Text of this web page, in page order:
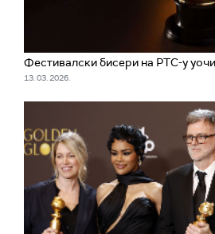
Фестивалски бисери на РТС-у
13. 03. 2026.